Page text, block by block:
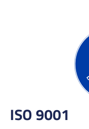
ISO 9001